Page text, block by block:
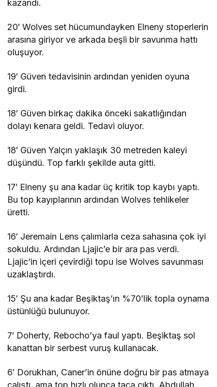
kazandı.
20′ Wolves set hücumundayken Elneny stoperlerin
arasına giriyor ve arkada beşli bir savunma hattı
oluşuyor.
19′ Güven tedavisinin ardından yeniden oyuna
girdi.
18′ Güven birkaç dakika önceki sakatlığından
dolayı kenara geldi. Tedavi oluyor.
18′ Güven Yalçın yaklaşık 30 metreden kaleyi
düşündü. Top farklı şekilde auta gitti.
17′ Elneny şu ana kadar üç kritik top kaybı yaptı.
Bu top kayıplarının ardından Wolves tehlikeler
üretti.
16′ Jeremain Lens çalımlarla ceza sahasına çok iyi
sokuldu. Ardından Ljajic’e bir ara pas verdi.
Ljajic’in içeri çevirdiği topu ise Wolves savunması
uzaklaştırdı.
15′ Şu ana kadar Beşiktaş’ın %70’lik topla oynama
üstünlüğü bulunuyor.
7′ Doherty, Rebocho’ya faul yaptı. Beşiktaş sol
kanattan bir serbest vuruş kullanacak.
6′ Dorukhan, Caner’in önüne doğru bir pas atmaya
çalıştı, ama top hızlı olunca taca çıktı. Abdullah